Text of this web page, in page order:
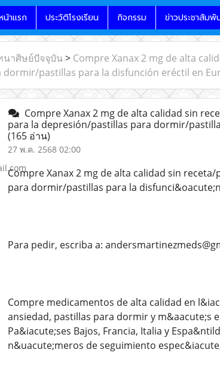
น้าแรก ประวัติโรงเรียน กิจกรรม ข่าวประชาสัมพั
นาศิษย์ปัจจุบัน> Compre Xanax 2 mg de alta
pastillas para la disfunción eréctil en
Compre Xanax 2 mg de alta calidad sin
para la depresión/pastillas para dormir/
(165 อ่าน)
27 พ.ค. 2568 02:00
Compre Xanax 2 mg de alta calidad sin
para dormir/pastillas para la
Para pedir, escriba a:
Compre medicamentos de alta calidad en
ansiedad, pastillas para dormir y m&aacute;s
Pa&iacute;ses Bajos, Francia, Italia y
n&uacute;meros de seguimiento